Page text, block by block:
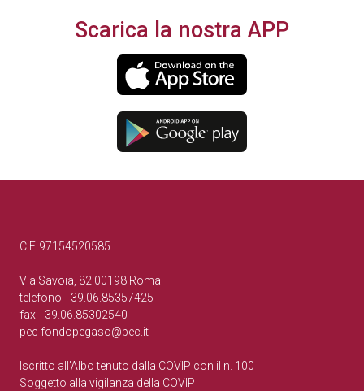
Scarica la nostra APP
C.F. 97154520585
Via Savoia, 82 00198 Roma
telefono +39.06.85357425
fax +39.06.85302540
pec fondopegaso@pec.it
Iscritto all’Albo tenuto dalla COVIP con il n. 100
Soggetto alla vigilanza della COVIP